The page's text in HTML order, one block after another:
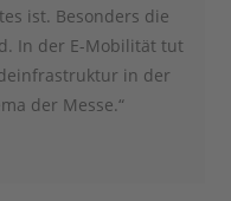
ist. Besonders die
In der E-Mobilität tut
in der
der Messe.“